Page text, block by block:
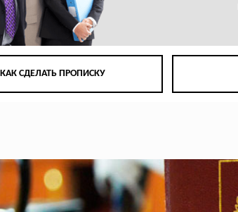
КАК СДЕЛАТЬ ПРОПИСКУ